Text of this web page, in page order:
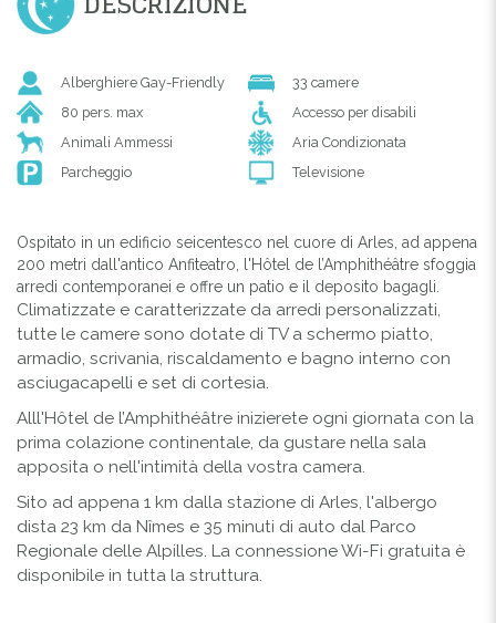
Alberghiere Gay-Friendly
33 camere
80 pers. max
Accesso per disabili
Animali Ammessi
Aria Condizionata
Parcheggio
Televisione
Ospitato in un edificio seicentesco nel cuore di Arles, ad appena
200 metri dall'antico Anfiteatro, l'Hôtel de l’Amphithéâtre sfoggia
arredi contemporanei e offre un patio e il deposito bagagli.
Climatizzate e caratterizzate da arredi personalizzati,
tutte le camere sono dotate di TV a schermo piatto,
armadio, scrivania, riscaldamento e bagno interno con
asciugacapelli e set di cortesia.
Alll'Hôtel de l’Amphithéâtre inizierete ogni giornata con la
prima colazione continentale, da gustare nella sala
apposita o nell'intimità della vostra camera.
Sito ad appena 1 km dalla stazione di Arles, l'albergo
dista 23 km da Nîmes e 35 minuti di auto dal Parco
Regionale delle Alpilles. La connessione Wi-Fi gratuita è
disponibile in tutta la struttura.